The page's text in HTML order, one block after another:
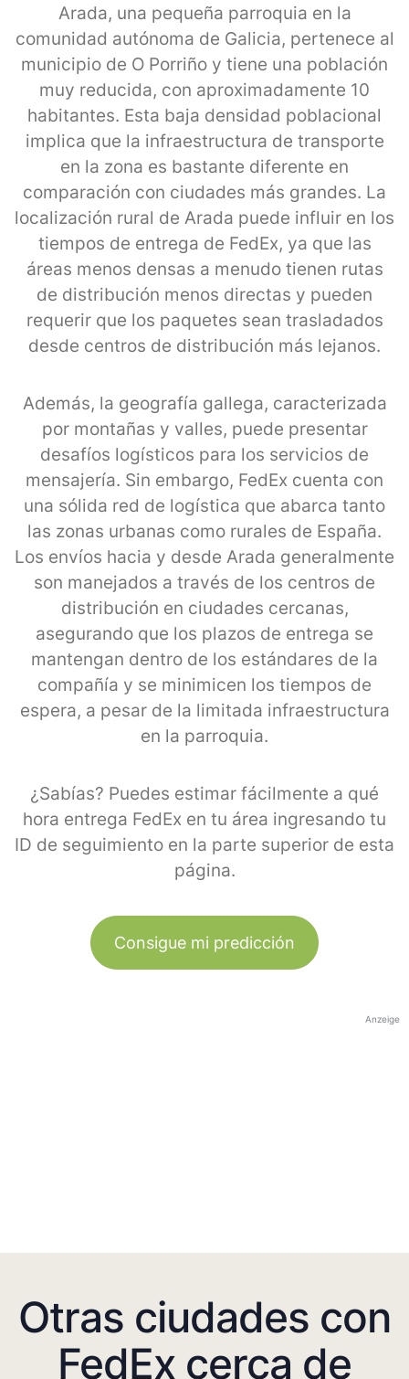
Arada, una pequeña parroquia en la
comunidad autónoma de Galicia, pertenece al
municipio de O Porriño y tiene una población
muy reducida, con aproximadamente 10
habitantes. Esta baja densidad poblacional
implica que la infraestructura de transporte
en la zona es bastante diferente en
comparación con ciudades más grandes. La
localización rural de Arada puede influir en los
tiempos de entrega de FedEx, ya que las
áreas menos densas a menudo tienen rutas
de distribución menos directas y pueden
requerir que los paquetes sean trasladados
desde centros de distribución más lejanos.
Además, la geografía gallega, caracterizada
por montañas y valles, puede presentar
desafíos logísticos para los servicios de
mensajería. Sin embargo, FedEx cuenta con
una sólida red de logística que abarca tanto
las zonas urbanas como rurales de España.
Los envíos hacia y desde Arada generalmente
son manejados a través de los centros de
distribución en ciudades cercanas,
asegurando que los plazos de entrega se
mantengan dentro de los estándares de la
compañía y se minimicen los tiempos de
espera, a pesar de la limitada infraestructura
en la parroquia.
¿Sabías? Puedes estimar fácilmente a qué
hora entrega FedEx en tu área ingresando tu
ID de seguimiento en la parte superior de esta
página.
Consigue mi predicción
Anzeige
Otras ciudades con
FedEx cerca de